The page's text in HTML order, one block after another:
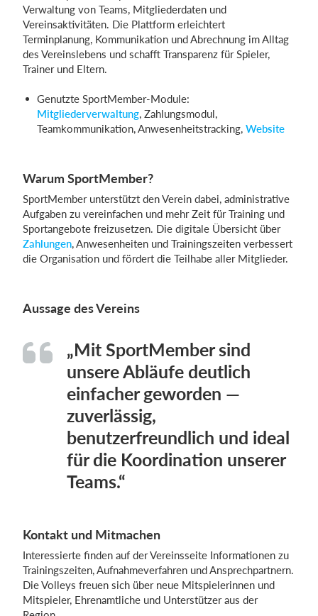
Verwaltung von Teams, Mitgliederdaten und
Vereinsaktivitäten. Die Plattform erleichtert
Terminplanung, Kommunikation und Abrechnung im Alltag
des Vereinslebens und schafft Transparenz für Spieler,
Trainer und Eltern.
Genutzte SportMember-Module:
Mitgliederverwaltung, Zahlungsmodul,
Teamkommunikation, Anwesenheitstracking, Website
Warum SportMember?
SportMember unterstützt den Verein dabei, administrative
Aufgaben zu vereinfachen und mehr Zeit für Training und
Sportangebote freizusetzen. Die digitale Übersicht über
Zahlungen, Anwesenheiten und Trainingszeiten verbessert
die Organisation und fördert die Teilhabe aller Mitglieder.
Aussage des Vereins
„Mit SportMember sind
unsere Abläufe deutlich
einfacher geworden —
zuverlässig,
benutzerfreundlich und ideal
für die Koordination unserer
Teams.“
Kontakt und Mitmachen
Interessierte finden auf der Vereinsseite Informationen zu
Trainingszeiten, Aufnahmeverfahren und Ansprechpartnern.
Die Volleys freuen sich über neue Mitspielerinnen und
Mitspieler, Ehrenamtliche und Unterstützer aus der